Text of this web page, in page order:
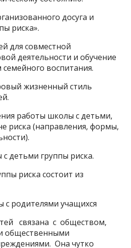
досуга и
риска».
для совместной
деятельности и обучение
воспитания.
жизненный стиль
работы школы с детьми,
риска (направления, формы,
детьми группы риска.
риска состоит из
родителями учащихся
связана с обществом,
общественными
Она чутко